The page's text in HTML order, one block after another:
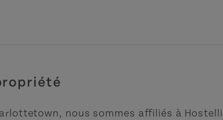
nous sommes affiliés à